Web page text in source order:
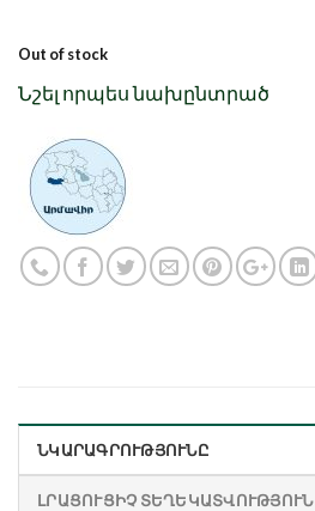
Out of stock
Նշել որպես նախընտրած
ՆԿԱՐԱԳՐՈՒԹՅՈՒՆԸ
ԼՐԱՑՈՒՑԻՉ ՏԵՂԵԿԱՏՎՈՒԹՅՈՒՆ